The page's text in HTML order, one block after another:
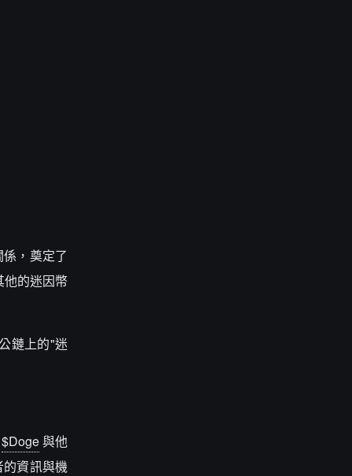
，奠定了
他的迷因幣
鏈上的"迷
$Doge與他
資訊與機